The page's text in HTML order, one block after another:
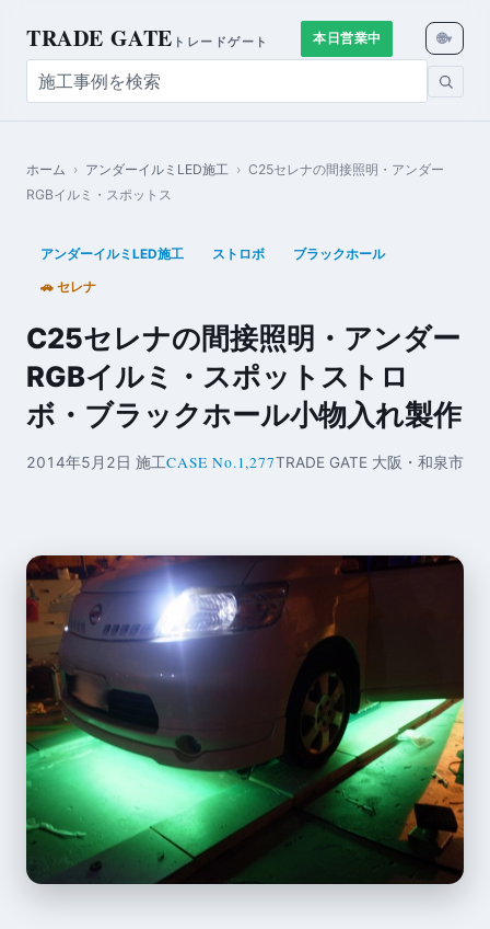
TRADE GATE トレードゲート 本日営業中 🌐▾
ホーム › アンダーイルミLED施工 › C25セレナの間接照明・アンダー
RGBイルミ・スポットス
アンダーイルミLED施工 ストロボ ブラックホール
🚗 セレナ
C25セレナの間接照明・アンダー
RGBイルミ・スポットストロ
ボ・ブラックホール小物入れ製作
2014年5月2日 施工CASE No.1,277TRADE GATE 大阪・和泉市